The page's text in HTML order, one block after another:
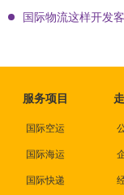
国际物流这样开发
服务项目
国际空运
国际海运
国际快递